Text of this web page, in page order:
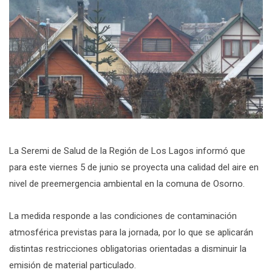
La Seremi de Salud de la Región de Los Lagos informó que
para este viernes 5 de junio se proyecta una calidad del aire en
nivel de preemergencia ambiental en la comuna de Osorno.
La medida responde a las condiciones de contaminación
atmosférica previstas para la jornada, por lo que se aplicarán
distintas restricciones obligatorias orientadas a disminuir la
emisión de material particulado.